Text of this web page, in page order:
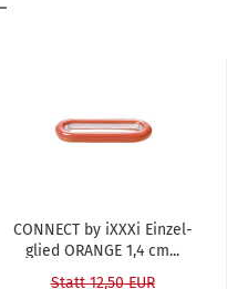
CON­NECT by iXXXi Ein­zel­
glied ORAN­GE 1,4 cm...
Statt 12,50 EUR